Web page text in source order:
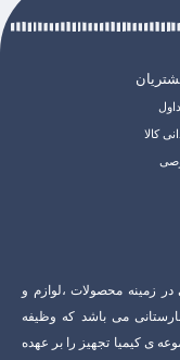
کالا
زمینه محصولات ،لوازم و
می باشد که وظیفه
ی کیمیا تجهیز را بر عهده